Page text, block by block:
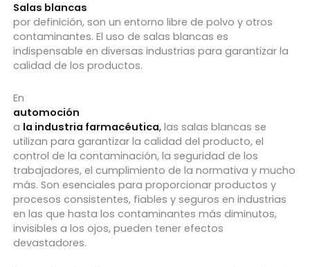
Salas blancas
por definición, son un entorno libre de polvo y otros
contaminantes. El uso de salas blancas es
indispensable en diversas industrias para garantizar la
calidad de los productos.
En
automoción
a la industria farmacéutica,las salas blancas se
utilizan para garantizar la calidad del producto, el
control de la contaminación, la seguridad de los
trabajadores, el cumplimiento de la normativa y mucho
más. Son esenciales para proporcionar productos y
procesos consistentes, fiables y seguros en industrias
en las que hasta los contaminantes más diminutos,
invisibles a los ojos, pueden tener efectos
devastadores.